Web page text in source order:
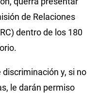
de Relaciones
dentro de los 180
y, si no
le darán permiso